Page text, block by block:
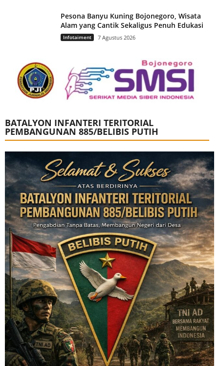
Pesona Banyu Kuning Bojonegoro, Wisata
Alam yang Cantik Sekaligus Penuh Edukasi
Infotaiment 7 Agustus 2026
BATALYON INFANTERI TERITORIAL
PEMBANGUNAN 885/BELIBIS PUTIH